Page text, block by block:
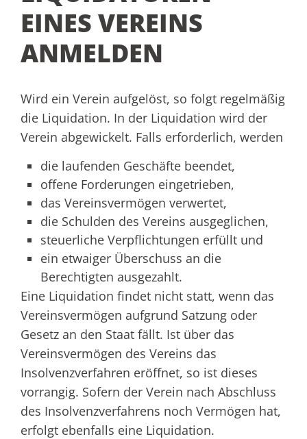
EINES VEREINS
ANMELDEN
Wird ein Verein aufgelöst, so folgt regelmäßig
die Liquidation. In der Liquidation wird der
Verein abgewickelt. Falls erforderlich, werden
die laufenden Geschäfte beendet,
offene Forderungen eingetrieben,
das Vereinsvermögen verwertet,
die Schulden des Vereins ausgeglichen,
steuerliche Verpflichtungen erfüllt und
ein etwaiger Überschuss an die
Berechtigten ausgezahlt.
Eine Liquidation findet nicht statt, wenn das
Vereinsvermögen aufgrund Satzung oder
Gesetz an den Staat fällt. Ist über das
Vereinsvermögen des Vereins das
Insolvenzverfahren eröffnet, so ist dieses
vorrangig. Sofern der Verein nach Abschluss
des Insolvenzverfahrens noch Vermögen hat,
erfolgt ebenfalls eine Liquidation.